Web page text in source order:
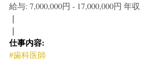
給与: 7,000,000円 - 17,000,000円 年収
｜
｜
仕事内容:
#歯科医師